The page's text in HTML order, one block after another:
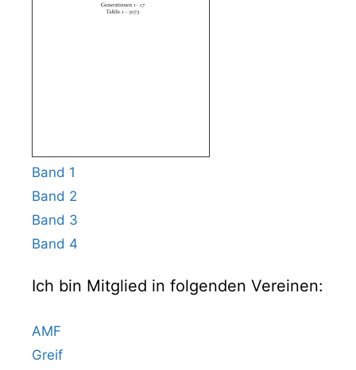
Band 1
Band 2
Band 3
Band 4
Ich bin Mitglied in folgenden Vereinen:
AMF
Greif